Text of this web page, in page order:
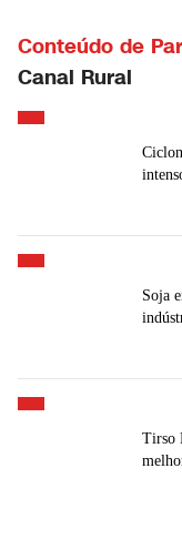
Conteúdo de
Canal Rural
Soja
Tirso